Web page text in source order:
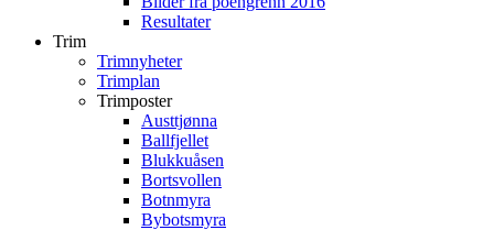
Resultater
Trim
Trimnyheter
Trimplan
Trimposter
Austtjønna
Ballfjellet
Blukkuåsen
Bortsvollen
Botnmyra
Bybotsmyra